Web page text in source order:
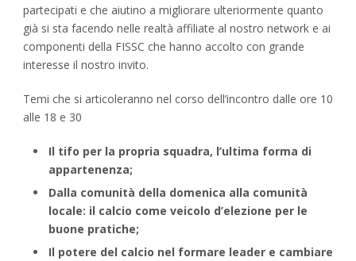
partecipati e che aiutino a migliorare ulteriormente quanto
già si sta facendo nelle realtà affiliate al nostro network e ai
componenti della FISSC che hanno accolto con grande
interesse il nostro invito.
Temi che si articoleranno nel corso dell’incontro dalle ore 10
alle 18 e 30
Il tifo per la propria squadra, l’ultima forma di
appartenenza;
Dalla comunità della domenica alla comunità
locale: il calcio come veicolo d’elezione per le
buone pratiche;
Il potere del calcio nel formare leader e cambiare